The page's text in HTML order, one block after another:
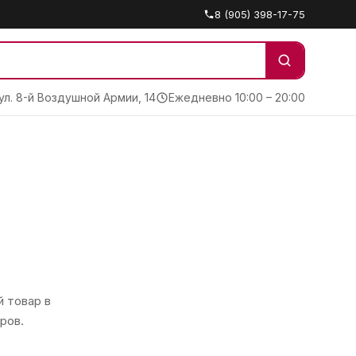
8 (905) 398-17-75
8-й Воздушной Армии, 14 Ежедневно 10:00 – 20:00
товар в